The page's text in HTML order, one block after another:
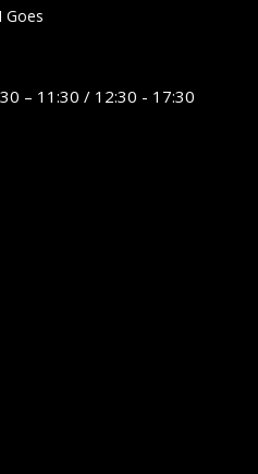
Goes
– 11:30 / 12:30 - 17:30